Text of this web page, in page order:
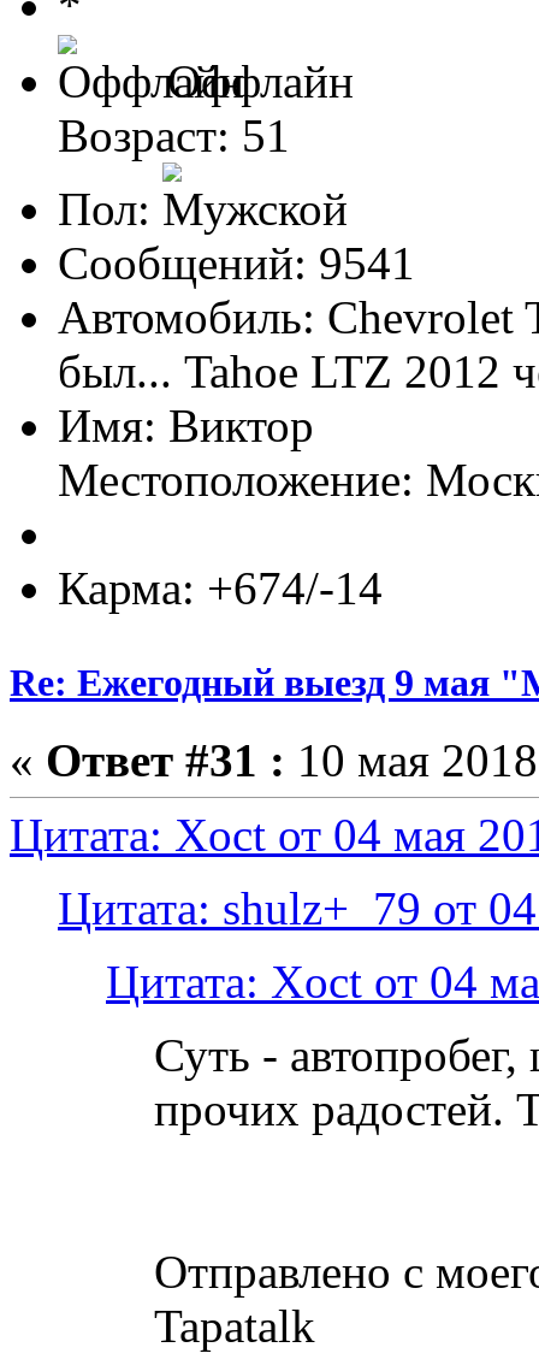
Оффлайн
Возраст: 51
Пол:
Сообщений: 9541
Автомобиль: Chevrolet
был... Tahoe LTZ 2012
Имя: Виктор
Местоположение:
Карма: +674/-14
Re: Ежегодный выезд 9 мая
« Ответ #31 : 10 мая
Цитата: Xoct от 04 мая
Цитата: shulz+_79 от
Цитата: Xoct от 04
Суть -
прочих радостей.
Отправлено с
Tapatalk